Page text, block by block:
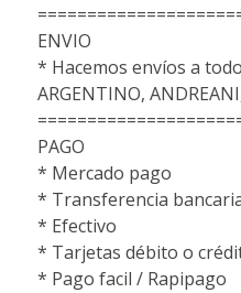
ENVIO
* Hacemos envíos a
ARGENTINO,
PAGO
* Mercado pago
* Transferencia
* Efectivo
* Tarjetas débito o
* Pago facil / Rapipago